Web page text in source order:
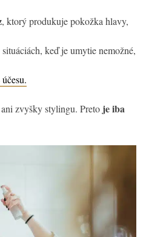
, ktorý produkuje pokožka hlavy,
keď je umytie nemožné,
zvyšky stylingu. Preto je iba